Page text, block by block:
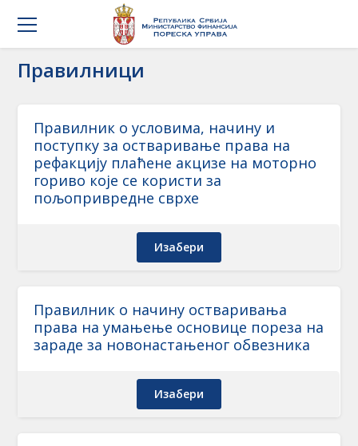
Правилници
Правилник о условима, начину и
поступку за остваривање права на
рефакцију плаћене акцизе на моторно
гориво које се користи за
пољопривредне сврхе
Изабери
Правилник о начину остваривања
права на умањење основице пореза на
зараде за новонастањеног обвезника
Изабери